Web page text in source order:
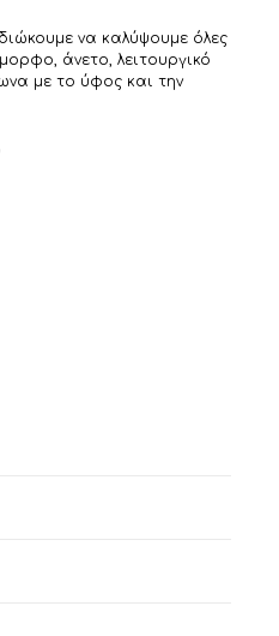
να καλύψουμε όλες
άνετο, λειτουργικό
με το ύφος και την